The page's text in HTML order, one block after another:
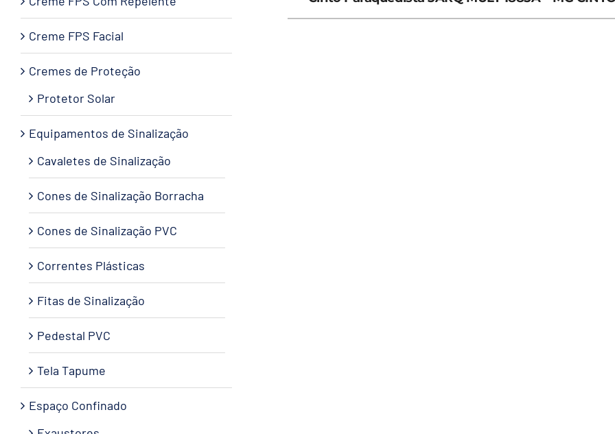
Creme FPS Facial
Cremes de Proteção
Protetor Solar
Equipamentos de Sinalização
Cavaletes de Sinalização
Cones de Sinalização Borracha
Cones de Sinalização PVC
Correntes Plásticas
Fitas de Sinalização
Pedestal PVC
Tela Tapume
Espaço Confinado